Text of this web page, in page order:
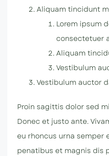
Aliquam tincidunt
Lorem ipsum
consectetuer
Aliquam
Vestibulum
Vestibulum auctor
Proin sagittis dolor sed
Donec et justo ante.
eu rhoncus urna semper
penatibus et magnis dis